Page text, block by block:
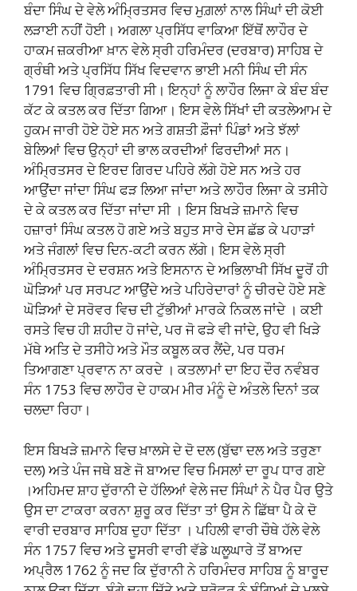
ਬੰਦਾ ਸਿੰਘ ਦੇ ਵੇਲੇ ਅੰਮ੍ਰਿਤਸਰ ਵਿਚ ਮੁਗ਼ਲਾਂ ਨਾਲ ਸਿੰਘਾਂ ਦੀ ਕੋਈ
ਲੜਾਈ ਨਹੀਂ ਹੋਈ। ਅਗਲਾ ਪ੍ਰਸਿੱਧ ਵਾਕਿਆ ਇੱਥੋਂ ਲਾਹੌਰ ਦੇ
ਹਾਕਮ ਜ਼ਕਰੀਆ ਖ਼ਾਨ ਵੇਲੇ ਸ੍ਰੀ ਹਰਿਮੰਦਰ (ਦਰਬਾਰ) ਸਾਹਿਬ ਦੇ
ਗ੍ਰੰਥੀ ਅਤੇ ਪ੍ਰਸਿੱਧ ਸਿੱਖ ਵਿਦਵਾਨ ਭਾਈ ਮਨੀ ਸਿੰਘ ਦੀ ਸੰਨ
1791 ਵਿਚ ਗ੍ਰਿਫ਼ਤਾਰੀ ਸੀ। ਇਨ੍ਹਾਂ ਨੂੰ ਲਾਹੌਰ ਲਿਜਾ ਕੇ ਬੰਦ ਬੰਦ
ਕੱਟ ਕੇ ਕਤਲ ਕਰ ਦਿੱਤਾ ਗਿਆ। ਇਸ ਵੇਲੇ ਸਿੱਖਾਂ ਦੀ ਕਤਲੇਆਮ ਦੇ
ਹੁਕਮ ਜਾਰੀ ਹੋਏ ਹੋਏ ਸਨ ਅਤੇ ਗਸ਼ਤੀ ਫ਼ੌਜਾਂ ਪਿੰਡਾਂ ਅਤੇ ਝੱਲਾਂ
ਬੇਲਿਆਂ ਵਿਚ ਉਨ੍ਹਾਂ ਦੀ ਭਾਲ ਕਰਦੀਆਂ ਫਿਰਦੀਆਂ ਸਨ।
ਅੰਮ੍ਰਿਤਸਰ ਦੇ ਇਰਦ ਗਿਰਦ ਪਹਿਰੇ ਲੱਗੇ ਹੋਏ ਸਨ ਅਤੇ ਹਰ
ਆਉਂਦਾ ਜਾਂਦਾ ਸਿੰਘ ਫੜ ਲਿਆ ਜਾਂਦਾ ਅਤੇ ਲਾਹੌਰ ਲਿਜਾ ਕੇ ਤਸੀਹੇ
ਦੇ ਕੇ ਕਤਲ ਕਰ ਦਿੱਤਾ ਜਾਂਦਾ ਸੀ । ਇਸ ਬਿਖੜੇ ਜ਼ਮਾਨੇ ਵਿਚ
ਹਜ਼ਾਰਾਂ ਸਿੰਘ ਕਤਲ ਹੋ ਗਏ ਅਤੇ ਬਹੁਤ ਸਾਰੇ ਦੇਸ ਛੱਡ ਕੇ ਪਹਾੜਾਂ
ਅਤੇ ਜੰਗਲਾਂ ਵਿਚ ਦਿਨ-ਕਟੀ ਕਰਨ ਲੱਗੇ। ਇਸ ਵੇਲੇ ਸ੍ਰੀ
ਅੰਮ੍ਰਿਤਸਰ ਦੇ ਦਰਸ਼ਨ ਅਤੇ ਇਸਨਾਨ ਦੇ ਅਭਿਲਾਖੀ ਸਿੱਖ ਦੂਰੋਂ ਹੀ
ਘੋੜਿਆਂ ਪਰ ਸਰਪਟ ਆਉਂਦੇ ਅਤੇ ਪਹਿਰੇਦਾਰਾਂ ਨੂੰ ਚੀਰਦੇ ਹੋਏ ਸਣੇ
ਘੋੜਿਆਂ ਦੇ ਸਰੋਵਰ ਵਿਚ ਦੀ ਟੁੱਭੀਆਂ ਮਾਰਕੇ ਨਿਕਲ ਜਾਂਦੇ । ਕਈ
ਰਸਤੇ ਵਿਚ ਹੀ ਸ਼ਹੀਦ ਹੋ ਜਾਂਦੇ, ਪਰ ਜੋ ਫੜੇ ਵੀ ਜਾਂਦੇ, ਉਹ ਵੀ ਖਿੜੇ
ਮੱਥੇ ਅਤਿ ਦੇ ਤਸੀਹੇ ਅਤੇ ਮੌਤ ਕਬੂਲ ਕਰ ਲੈਂਦੇ, ਪਰ ਧਰਮ
ਤਿਆਗਣਾ ਪ੍ਰਵਾਨ ਨਾ ਕਰਦੇ । ਕਤਲਾਮਾਂ ਦਾ ਇਹ ਦੌਰ ਨਵੰਬਰ
ਸੰਨ 1753 ਵਿਚ ਲਾਹੌਰ ਦੇ ਹਾਕਮ ਮੀਰ ਮੰਨੂੰ ਦੇ ਅੰਤਲੇ ਦਿਨਾਂ ਤਕ
ਚਲਦਾ ਰਿਹਾ।
ਇਸ ਬਿਖੜੇ ਜ਼ਮਾਨੇ ਵਿਚ ਖ਼ਾਲਸੇ ਦੇ ਦੋ ਦਲ (ਬੁੱਢਾ ਦਲ ਅਤੇ ਤਰੁਣਾ
ਦਲ) ਅਤੇ ਪੰਜ ਜਥੇ ਬਣੇ ਜੋ ਬਾਅਦ ਵਿਚ ਮਿਸਲਾਂ ਦਾ ਰੂਪ ਧਾਰ ਗਏ
।ਅਹਿਮਦ ਸ਼ਾਹ ਦੁੱਰਾਨੀ ਦੇ ਹੱਲਿਆਂ ਵੇਲੇ ਜਦ ਸਿੰਘਾਂ ਨੇ ਪੈਰ ਪੈਰ ਉਤੇ
ਉਸ ਦਾ ਟਾਕਰਾ ਕਰਨਾ ਸ਼ੁਰੂ ਕਰ ਦਿੱਤਾ ਤਾਂ ਉਸ ਨੇ ਛਿੱਥਾ ਪੈ ਕੇ ਦੋ
ਵਾਰੀ ਦਰਬਾਰ ਸਾਹਿਬ ਦੁਹਾ ਦਿੱਤਾ । ਪਹਿਲੀ ਵਾਰੀ ਚੌਥੇ ਹੱਲੇ ਵੇਲੇ
ਸੰਨ 1757 ਵਿਚ ਅਤੇ ਦੂਸਰੀ ਵਾਰੀ ਵੱਡੇ ਘਲੂਘਾਰੇ ਤੋਂ ਬਾਅਦ
ਅਪ੍ਰੈਲ 1762 ਨੂੰ ਜਦ ਕਿ ਦੁੱਰਾਨੀ ਨੇ ਹਰਿਮੰਦਰ ਸਾਹਿਬ ਨੂੰ ਬਾਰੂਦ